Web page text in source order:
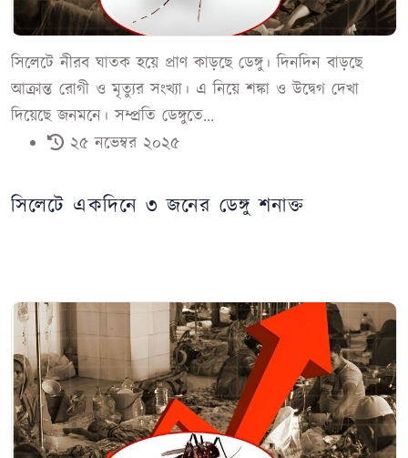
সিলেটে নীরব ঘাতক হয়ে প্রাণ কাড়ছে ডেঙ্গু। দিনদিন বাড়ছে
আক্রান্ত রোগী ও মৃত্যুর সংখ্যা। এ নিয়ে শঙ্কা ও উদ্বেগ দেখা
দিয়েছে জনমনে। সম্প্রতি ডেঙ্গুতে...
২৫ নভেম্বর ২০২৫
সিলেটে একদিনে ৩ জনের ডেঙ্গু শনাক্ত